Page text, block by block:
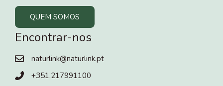
QUEM SOMOS
Encontrar-nos
naturlink@naturlink.pt
+351.217991100